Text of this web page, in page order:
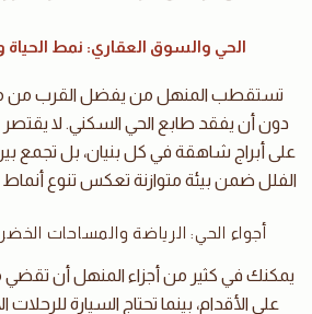
الحي والسوق العقاري: نمط الحياة
تستقطب المنهل من يفضل القرب من
دون أن يفقد طابع الحي السكني. لا
على أبراج شاهقة في كل بنيان، بل تجمع
الفلل ضمن بيئة متوازنة تعكس تنوع أنماط
أجواء الحي: الرياضة والمساحات
يمكنك في كثير من أجزاء المنهل أن
على الأقدام، بينما تحتاج السيارة